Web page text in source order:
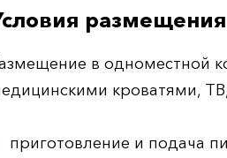
размещения
в одноместной
кроватями,
приготовление и подача